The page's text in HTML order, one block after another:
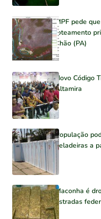
MPF pede
loteamento
Chão (PA)
Novo Código
Altamira
População
geladeiras a
Maconha é
estradas